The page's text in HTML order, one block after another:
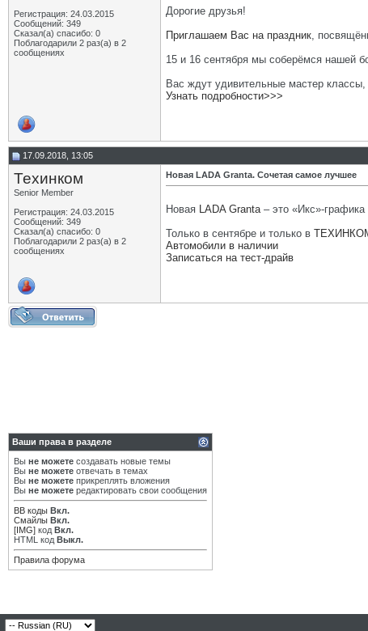
Регистрация: 24.03.2015
Сообщений: 349
Сказал(а) спасибо: 0
Поблагодарили 2 раз(а) в 2
сообщениях
Дорогие друзья!
Приглашаем Вас на праздник,
15 и 16 сентября мы соберёмся нашей
Вас ждут удивительные мастер
Узнать подробности>>>
17.09.2018, 13:05
Техинком
Senior Member
Регистрация: 24.03.2015
Сообщений: 349
Сказал(а) спасибо: 0
Поблагодарили 2 раз(а) в 2
сообщениях
Новая LADA Granta. Сочетая самое лучшее
Новая LADA Granta– это «Икс»-графика
Только в сентябре и только в
Автомобили в наличии
Записаться на тест-драйв
Ваши права в разделе
Вы не можете создавать новые темы
Вы не можете отвечать в темах
Вы не можете прикреплять вложения
Вы не можете редактировать свои сообщения
BB коды Вкл.
Смайлы Вкл.
[IMG] код Вкл.
HTML код Выкл.
Правила форума